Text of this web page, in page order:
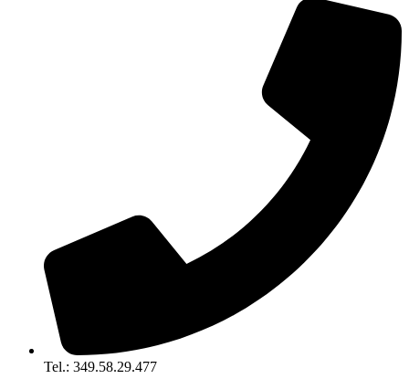
Tel.: 349.58.29.477